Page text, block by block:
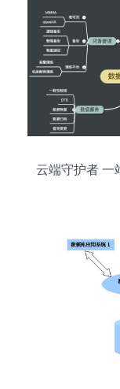
云端守护者 一